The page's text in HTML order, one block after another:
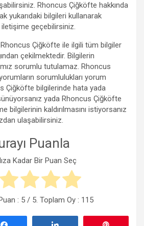
Rhoncus Çiğköfte hakkında
yukarıdaki bilgileri kullanarak
geçebilirsiniz.
Çiğköfte ile ilgili tüm bilgiler
çekilmektedir. Bilgilerin
sorumlu tutulamaz. Rhoncus
sorumlulukları yorum
Çiğköfte bilgilerinde hata yada
yada Rhoncus Çiğköfte
bilgilerinin kaldırılmasını istiyorsanız
ulaşabilirsiniz.
Puanla
Kadar Bir Puan Seç
: 5 / 5. Toplam Oy : 115